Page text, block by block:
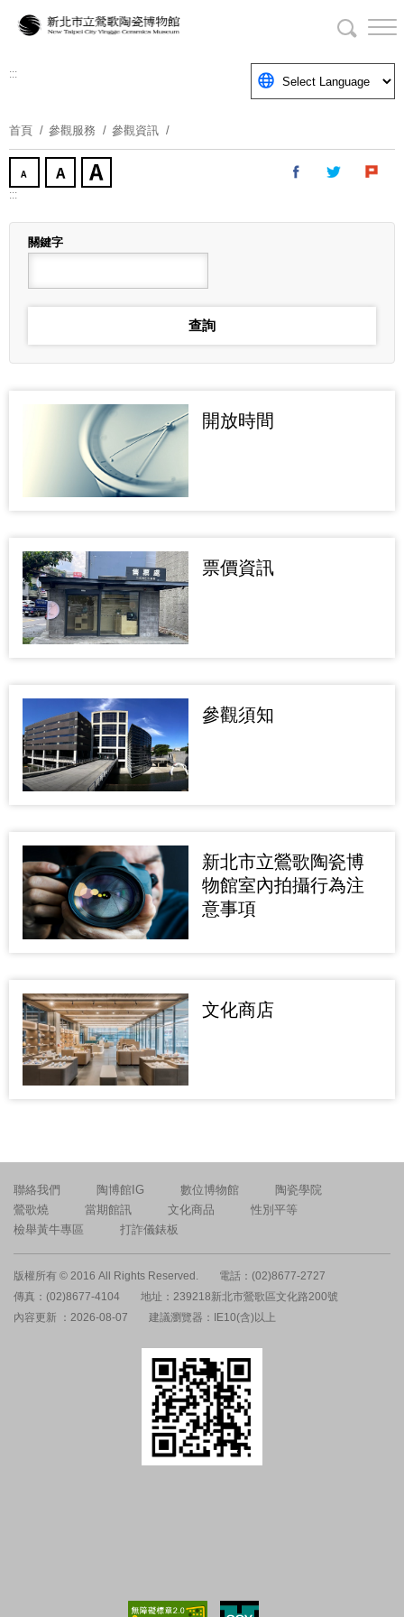
要
塊
:::
首頁 參觀服務 參觀資訊
:::
關鍵字
開放時間
票價資訊
參觀須知
新北市立鶯歌陶瓷博
物館室內拍攝行為注
意事項
文化商店
聯絡我們 陶博館IG 數位博物館
陶瓷學院
鶯歌燒
當期館訊 文化商品
性別平等
檢舉黃牛專區
打詐儀錶板
版權所有 © 2016 All Rights Reserved.
電話：(02)8677-2727
傳真：(02)8677-4104
地址：239218新北市鶯歌區文化路200號
內容更新 ：2026-08-07
建議瀏覽器：IE10(含)以上